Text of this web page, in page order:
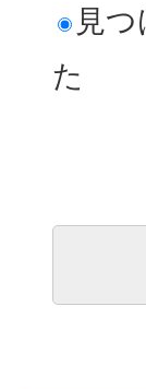
見
た